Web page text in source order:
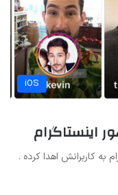
iOS
اینستاگرام
به کاربرانش اهدا کرده .